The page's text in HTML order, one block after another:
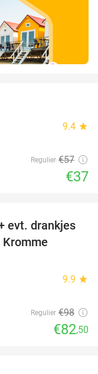
9.4 star
Regulier €57
€37
16%
evt. drankjes
9.9 star
Regulier €98
€82,50